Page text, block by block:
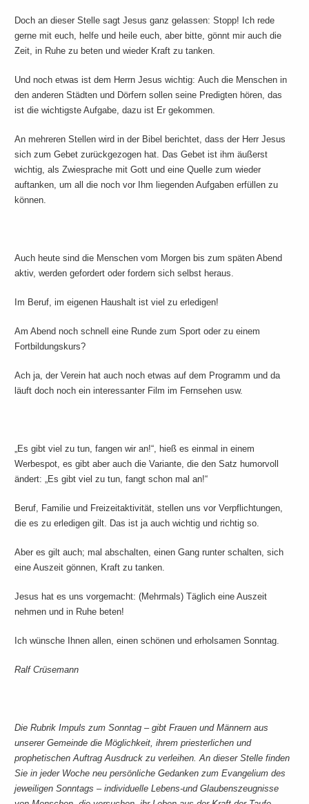
Doch an dieser Stelle sagt Jesus ganz gelassen: Stopp! Ich rede
gerne mit euch, helfe und heile euch, aber bitte, gönnt mir auch die
Zeit, in Ruhe zu beten und wieder Kraft zu tanken.
Und noch etwas ist dem Herrn Jesus wichtig: Auch die Menschen in
den anderen Städten und Dörfern sollen seine Predigten hören, das
ist die wichtigste Aufgabe, dazu ist Er gekommen.
An mehreren Stellen wird in der Bibel berichtet, dass der Herr Jesus
sich zum Gebet zurückgezogen hat. Das Gebet ist ihm äußerst
wichtig, als Zwiesprache mit Gott und eine Quelle zum wieder
auftanken, um all die noch vor Ihm liegenden Aufgaben erfüllen zu
können.
Auch heute sind die Menschen vom Morgen bis zum späten Abend
aktiv, werden gefordert oder fordern sich selbst heraus.
Im Beruf, im eigenen Haushalt ist viel zu erledigen!
Am Abend noch schnell eine Runde zum Sport oder zu einem
Fortbildungskurs?
Ach ja, der Verein hat auch noch etwas auf dem Programm und da
läuft doch noch ein interessanter Film im Fernsehen usw.
„Es gibt viel zu tun, fangen wir an!“, hieß es einmal in einem
Werbespot, es gibt aber auch die Variante, die den Satz humorvoll
ändert: „Es gibt viel zu tun, fangt schon mal an!“
Beruf, Familie und Freizeitaktivität, stellen uns vor Verpflichtungen,
die es zu erledigen gilt. Das ist ja auch wichtig und richtig so.
Aber es gilt auch; mal abschalten, einen Gang runter schalten, sich
eine Auszeit gönnen, Kraft zu tanken.
Jesus hat es uns vorgemacht: (Mehrmals) Täglich eine Auszeit
nehmen und in Ruhe beten!
Ich wünsche Ihnen allen, einen schönen und erholsamen Sonntag.
Ralf Crüsemann
Die Rubrik Impuls zum Sonntag – gibt Frauen und Männern aus
unserer Gemeinde die Möglichkeit, ihrem priesterlichen und
prophetischen Auftrag Ausdruck zu verleihen. An dieser Stelle finden
Sie in jeder Woche neu persönliche Gedanken zum Evangelium des
jeweiligen Sonntags – individuelle Lebens-und Glaubenszeugnisse